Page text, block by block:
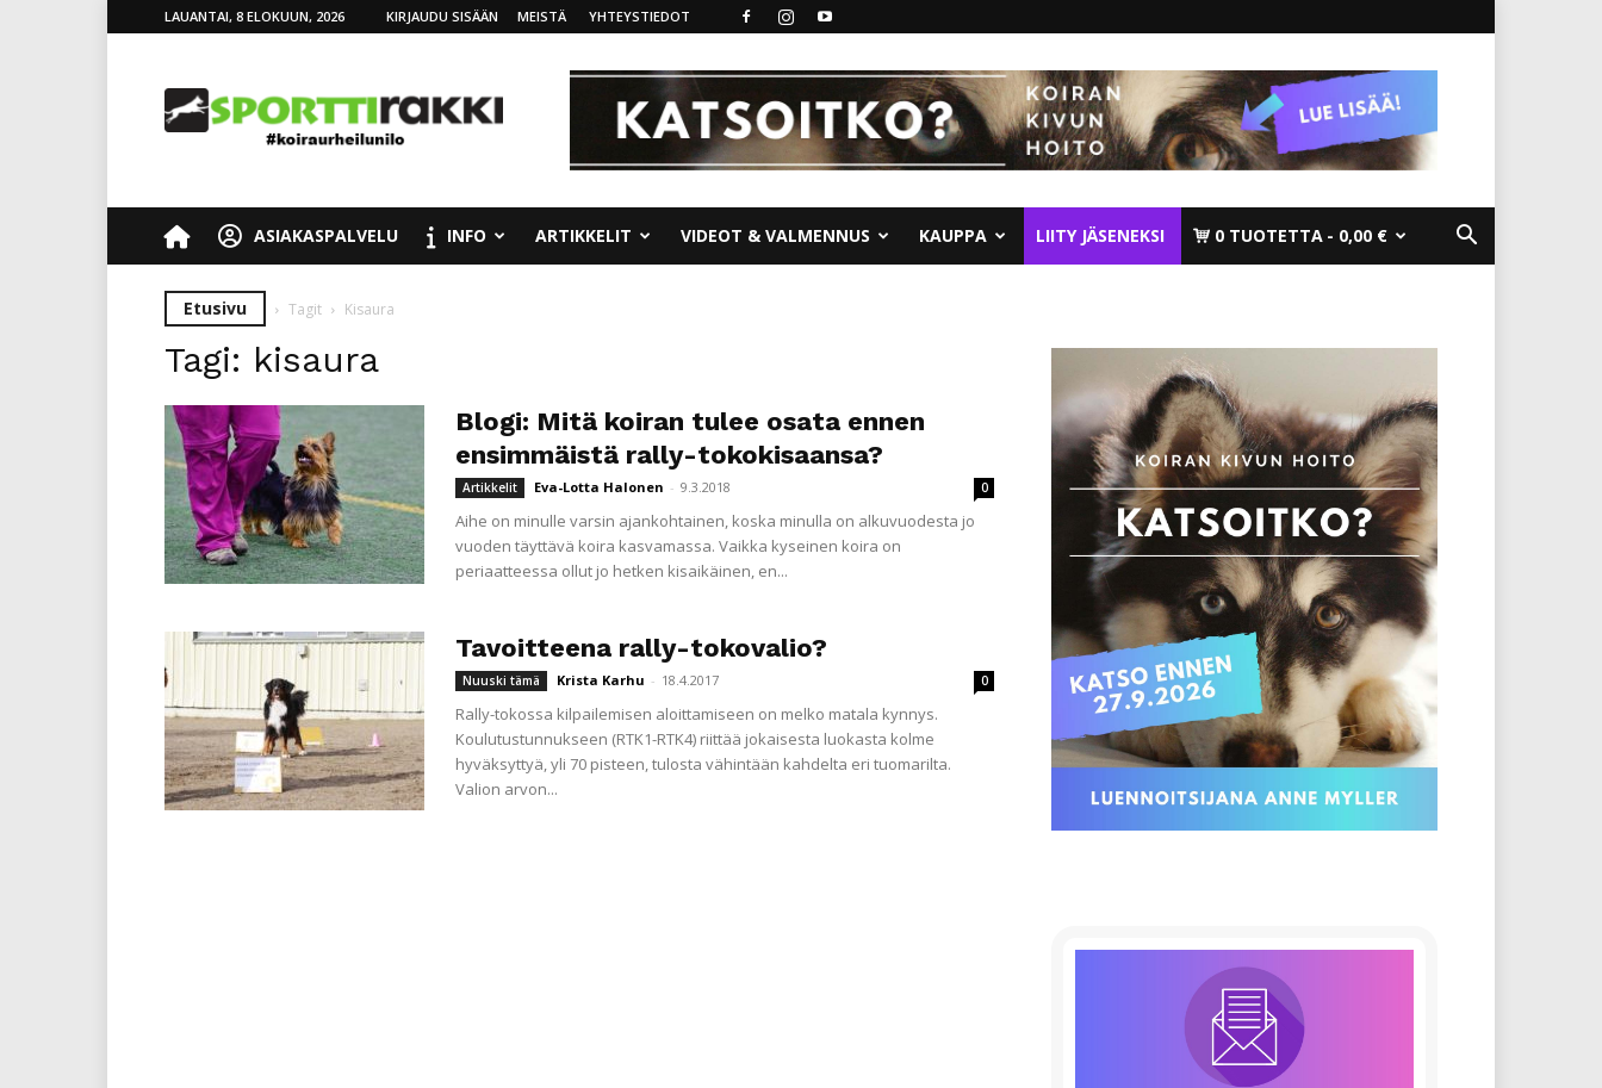
LAUANTAI, 8 ELOKUUN, 2026 KIRJAUDU SISÄÄN MEISTÄ YHTEYSTIEDOT
ASIAKASPALVELU INFO ARTIKKELIT VIDEOT & VALMENNUS KAUPPA LIITY JÄSENEKSI 0 TUOTETTA 0,00 €
Etusivu Tagit Kisaura
Tagi: kisaura
Blogi: Mitä koiran tulee osata ennen
ensimmäistä rally-tokokisaansa?
Artikkelit Eva-Lotta Halonen - 9.3.2018 0
Aihe on minulle varsin ajankohtainen, koska minulla on alkuvuodesta jo
vuoden täyttävä koira kasvamassa. Vaikka kyseinen koira on
periaatteessa ollut jo hetken kisaikäinen, en...
Tavoitteena rally-tokovalio?
Nuuski tämä Krista Karhu - 18.4.2017 0
Rally-tokossa kilpailemisen aloittamiseen on melko matala kynnys.
Koulutustunnukseen (RTK1-RTK4) riittää jokaisesta luokasta kolme
hyväksyttyä, yli 70 pisteen, tulosta vähintään kahdelta eri tuomarilta.
Valion arvon...